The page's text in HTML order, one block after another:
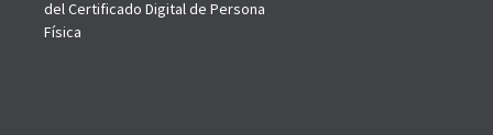
del Certificado Digital de Persona
Física